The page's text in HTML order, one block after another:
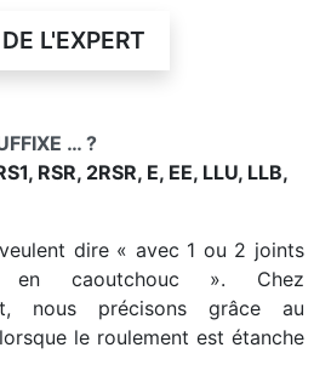
L'EXPERT
… ?
RSR, 2RSR, E, EE, LLU, LLB,
dire « avec 1 ou 2 joints
en caoutchouc ». Chez
nous précisons grâce au
le roulement est étanche